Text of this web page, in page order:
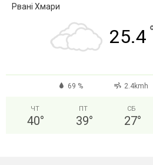
Рвані Хмари
25.4
69 % 2.4kmh
ЧТ
40°
ПТ
39°
СБ
27°